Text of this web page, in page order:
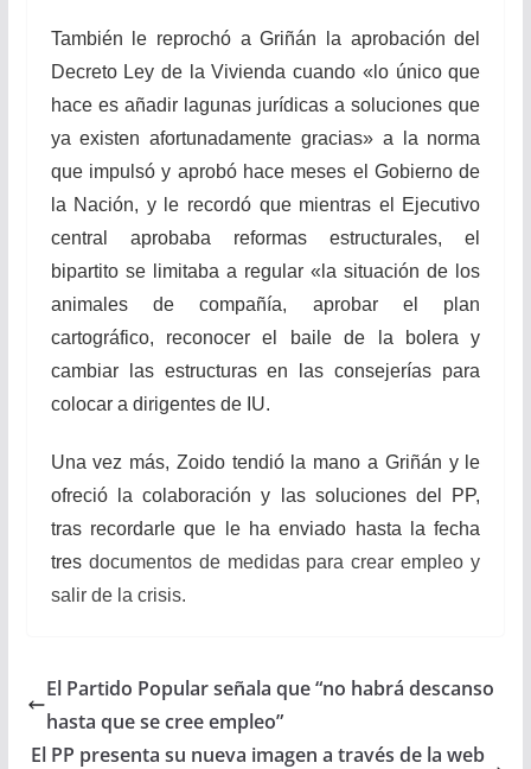
También le reprochó a Griñán la aprobación del
Decreto Ley de la Vivienda cuando «lo único que
hace es añadir lagunas jurídicas a soluciones que
ya existen afortunadamente gracias» a la norma
que impulsó y aprobó hace meses el Gobierno de
la Nación, y le recordó que mientras el Ejecutivo
central aprobaba reformas estructurales, el
bipartito se limitaba a regular «la situación de los
animales de compañía, aprobar el plan
cartográfico, reconocer el baile de la bolera y
cambiar las estructuras en las consejerías para
colocar a dirigentes de IU.
Una vez más, Zoido tendió la mano a Griñán y le
ofreció la colaboración y las soluciones del PP,
tras recordarle que le ha enviado hasta la fecha
tres documentos de medidas para crear empleo y
salir de la crisis.
El Partido Popular señala que “no habrá descanso
hasta que se cree empleo”
El PP presenta su nueva imagen a través de la web